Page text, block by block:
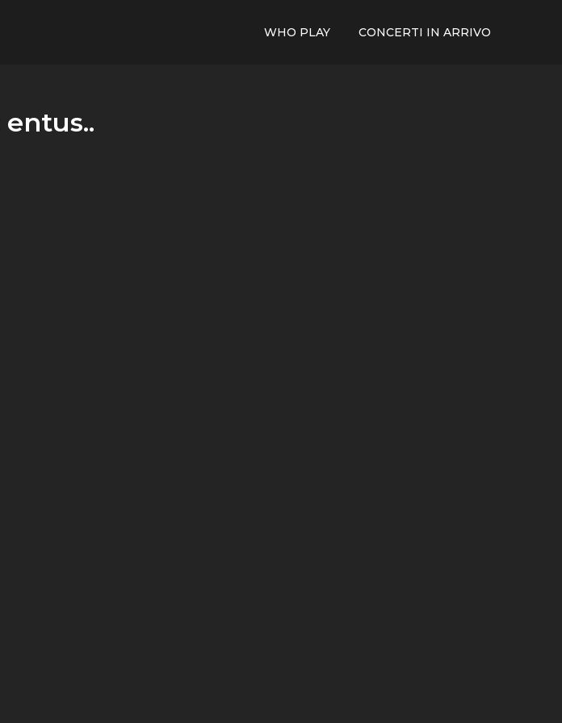
WHO PLAY CONCERTI IN ARRIVO
entus..